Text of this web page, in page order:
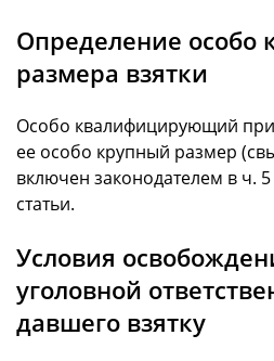
Определение особо
размера взятки
Особо квалифицирующий
ее особо крупный размер
включен законодателем в ч.
статьи.
Условия
уголовной
давшего взятку